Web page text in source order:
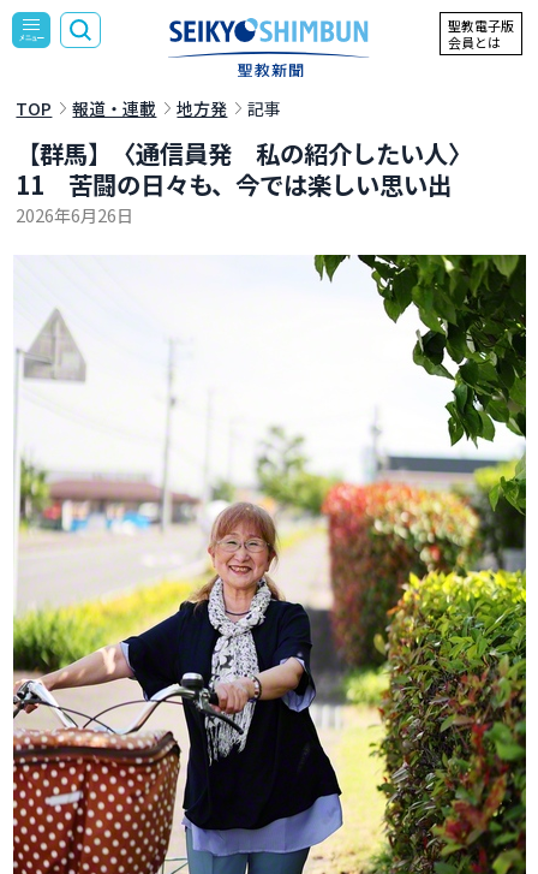
聖教電子版
会員とは
TOP 報道・連載 地方発 記事
【群馬】〈通信員発 私の紹介したい人〉
11 苦闘の日々も、今では楽しい思い出
2026年6月26日